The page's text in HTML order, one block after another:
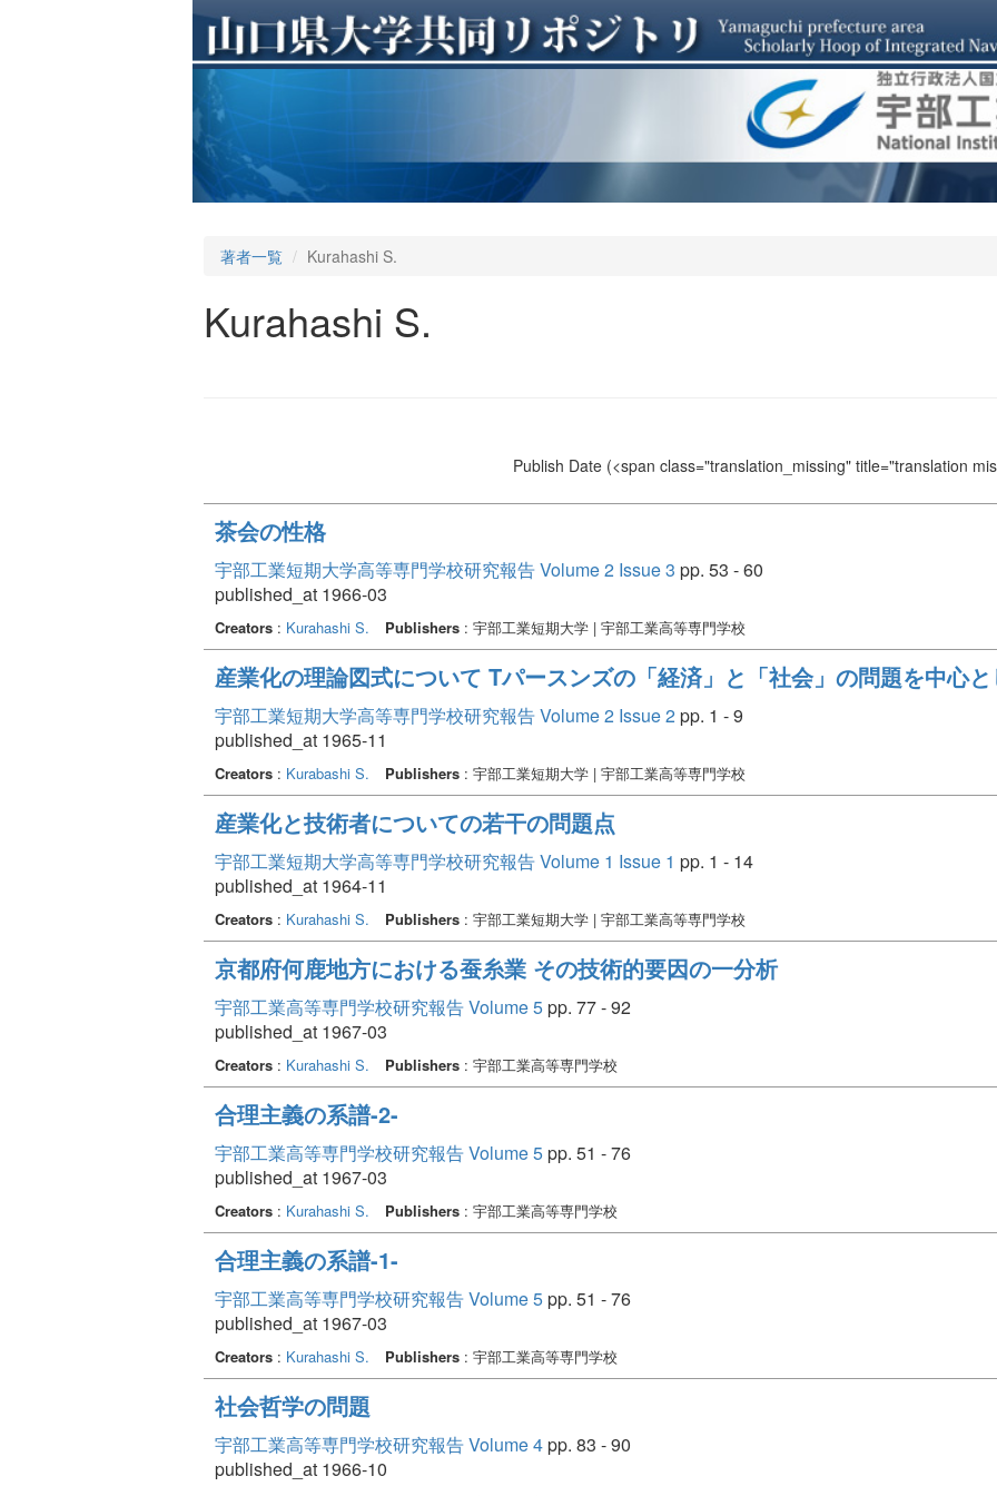
著者一覧 Kurahashi S.
Kurahashi S.
Publish Date (<span class="translation_missing" title="translation
茶会の性格
宇部工業短期大学高等専門学校研究報告 Volume 2 Issue 3 pp. 53 - 60
published_at 1966-03
Creators : Kurahashi S. Publishers : 宇部工業短期大学 | 宇部工業高等専門学校
産業化の理論図式について Tパースンズの「経済」と「社会」の問題を中心
宇部工業短期大学高等専門学校研究報告 Volume 2 Issue 2pp. 1 - 9
published_at 1965-11
Creators : Kurabashi S. Publishers : 宇部工業短期大学 | 宇部工業高等専門学校
産業化と技術者についての若干の問題点
宇部工業短期大学高等専門学校研究報告 Volume 1 Issue 1 pp. 1 - 14
published_at 1964-11
Creators : Kurahashi S. Publishers : 宇部工業短期大学 | 宇部工業高等専門学校
京都府何鹿地方における蚕糸業 その技術的要因の一分析
宇部工業高等専門学校研究報告 Volume 5pp. 77 - 92
published_at 1967-03
Creators : Kurahashi S. Publishers : 宇部工業高等専門学校
合理主義の系譜-2-
宇部工業高等専門学校研究報告 Volume 5pp. 51 - 76
published_at 1967-03
Creators : Kurahashi S. Publishers : 宇部工業高等専門学校
合理主義の系譜-1-
宇部工業高等専門学校研究報告 Volume 5pp. 51 - 76
published_at 1967-03
Creators : Kurahashi S. Publishers : 宇部工業高等専門学校
社会哲学の問題
宇部工業高等専門学校研究報告 Volume 4pp. 83 - 90
published_at 1966-10